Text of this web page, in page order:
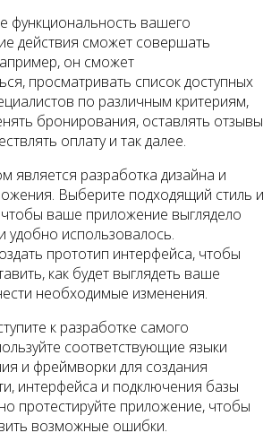
функциональность вашего
действия сможет совершать
он сможет
просматривать список доступных
по различным критериям,
бронирования, оставлять отзывы
оплату и так далее.
является разработка дизайна и
Выберите подходящий стиль и
ваше приложение выглядело
удобно использовалось.
прототип интерфейса, чтобы
как будет выглядеть ваше
необходимые изменения.
к разработке самого
соответствующие языки
и фреймворки для создания
интерфейса и подключения базы
протестируйте приложение, чтобы
возможные ошибки.